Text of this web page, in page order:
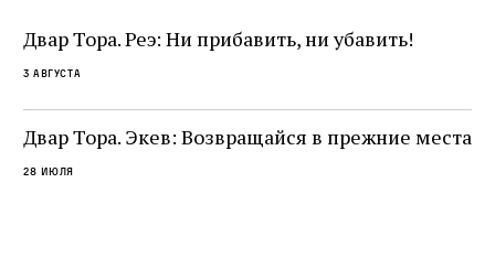
не просто покровитель переводчиков,
окружённый книгами. Перед нами человек,
одно решение которого вызвало возмущение
целой общины и стало частью многовекового
спора о том, кому принадлежит последнее
слово в переводе Библии
Двар Тора. Реэ: Ни прибавить, ни убавить!
3 августа
Двар Тора. Экев: Возвращайся в прежние места
28 июля